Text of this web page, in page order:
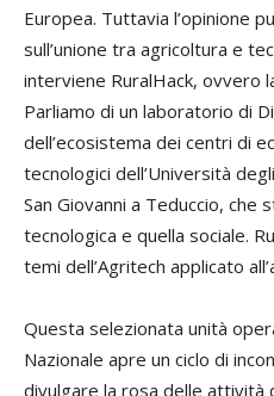
Europea. Tuttavia l’opinione
sull’unione tra agricoltura e
interviene RuralHack, ovvero
Parliamo di un laboratorio di
dell’ecosistema dei centri di
tecnologici dell’Università
San Giovanni a Teduccio, che
tecnologica e quella sociale.
temi dell’Agritech applicato
Questa selezionata unità
Nazionale apre un ciclo di
divulgare la rosa delle attività